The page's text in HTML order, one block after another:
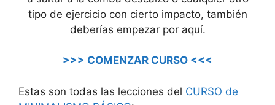
tipo de ejercicio con cierto impacto, también
deberías empezar por aquí.
>>> COMENZAR CURSO <<<
Estas son todas las lecciones del CURSO de